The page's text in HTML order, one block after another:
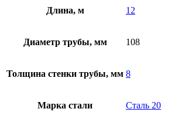
Длина, м 12
Диаметр трубы, мм 108
Толщина стенки трубы, мм 8
Марка стали Сталь 20